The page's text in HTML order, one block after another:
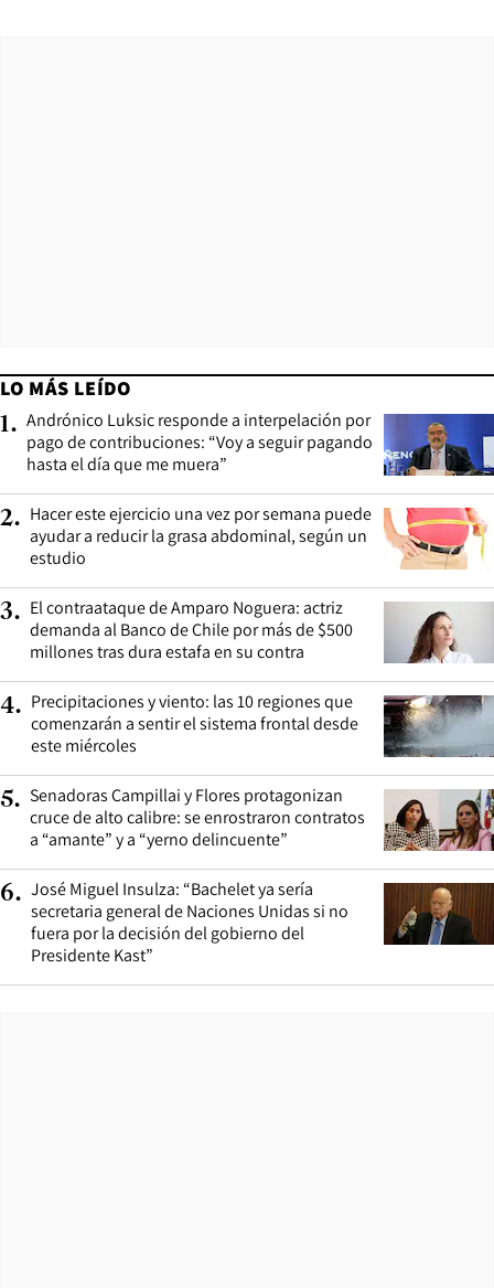
LO MÁS LEÍDO
1. Andrónico Luksic responde a interpelación por
pago de contribuciones: “Voy a seguir pagando
hasta el día que me muera”
2. Hacer este ejercicio una vez por semana puede
ayudar a reducir la grasa abdominal, según un
estudio
3. El contraataque de Amparo Noguera: actriz
demanda al Banco de Chile por más de $500
millones tras dura estafa en su contra
4. Precipitaciones y viento: las 10 regiones que
comenzarán a sentir el sistema frontal desde
este miércoles
5. Senadoras Campillai y Flores protagonizan
cruce de alto calibre: se enrostraron contratos
a “amante” y a “yerno delincuente”
6. José Miguel Insulza: “Bachelet ya sería
secretaria general de Naciones Unidas si no
fuera por la decisión del gobierno del
Presidente Kast”